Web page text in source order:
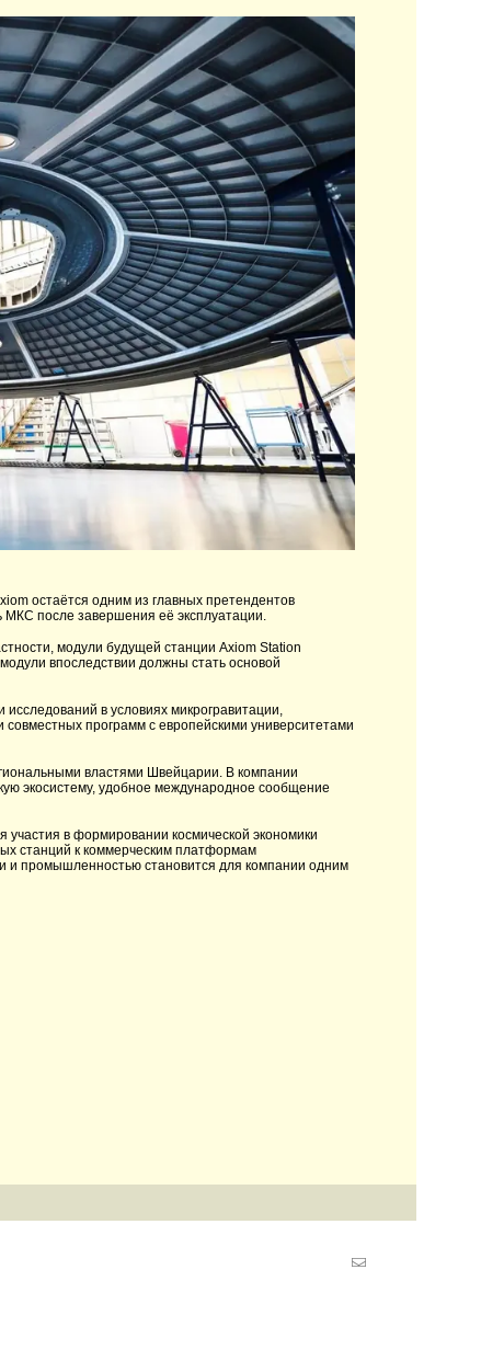
остаётся одним из главных претендентов
МКС после завершения её эксплуатации.
модули будущей станции Axiom Station
впоследствии должны стать основой
в условиях микрогравитации,
программ с европейскими университетами
властями Швейцарии. В компании
экосистему, удобное международное сообщение
в формировании космической экономики
станций к коммерческим платформам
и промышленностью становится для компании одним